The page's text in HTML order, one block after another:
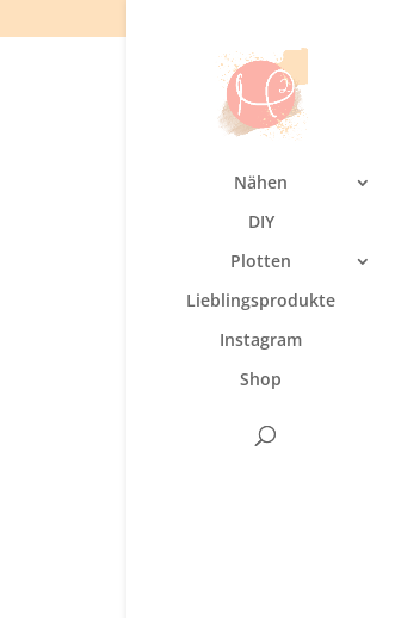
Nähen
DIY
Plotten
Lieblingsprodukte
Instagram
Shop